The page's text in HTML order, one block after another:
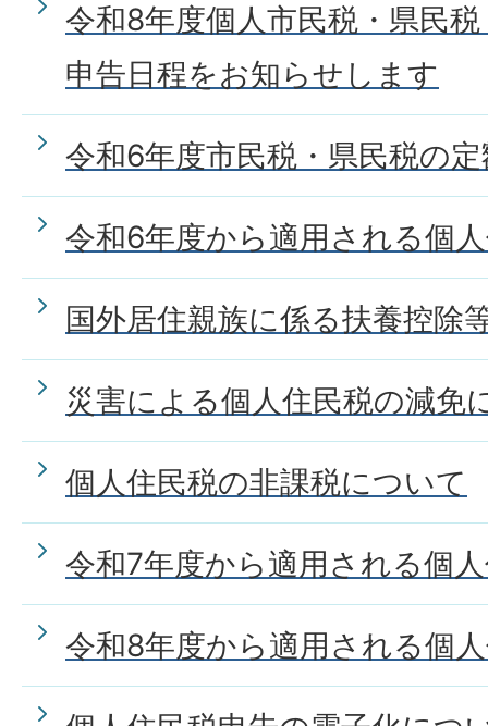
令和8年度個人市民税・県民
申告日程をお知らせします
令和6年度市民税・県民税の
令和6年度から適用される個
国外居住親族に係る扶養控除
災害による個人住民税の減免
個人住民税の非課税について
令和7年度から適用される個
令和8年度から適用される個